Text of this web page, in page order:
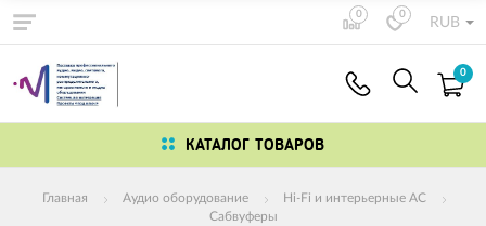
0 0
RUB
0
КАТАЛОГ ТОВАРОВ
Главная Аудио оборудование
Hi-Fi и интерьерные АС
Сабвуферы